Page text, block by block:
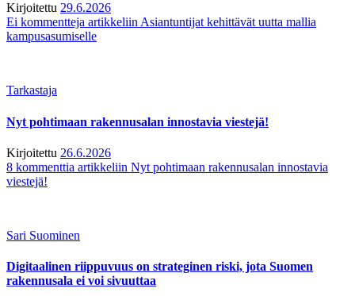
Kirjoitettu 29.6.2026
Ei kommentteja artikkeliin Asiantuntijat kehittävät uutta mallia
kampusasumiselle
Tarkastaja
Nyt pohtimaan rakennusalan innostavia viestejä!
Kirjoitettu 26.6.2026
8 kommenttia artikkeliin Nyt pohtimaan rakennusalan innostavia
viestejä!
Sari Suominen
Digitaalinen riippuvuus on strateginen riski, jota Suomen
rakennusala ei voi sivuuttaa